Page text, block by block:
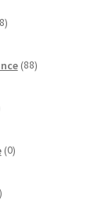
izdelkov
88izdelkov
0izdelkov